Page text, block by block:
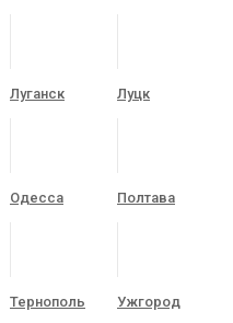
Луганск Луцк
Одесса Полтава
Тернополь Ужгород